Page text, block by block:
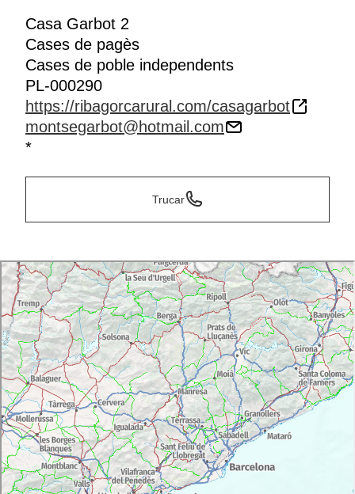
Casa Garbot 2
Cases de pagès
Cases de poble independents
PL-000290
https://ribagorcarural.com/casagarbot
montsegarbot@hotmail.com
*
Trucar